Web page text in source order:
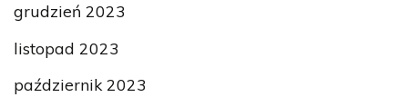
grudzień 2023
listopad 2023
październik 2023